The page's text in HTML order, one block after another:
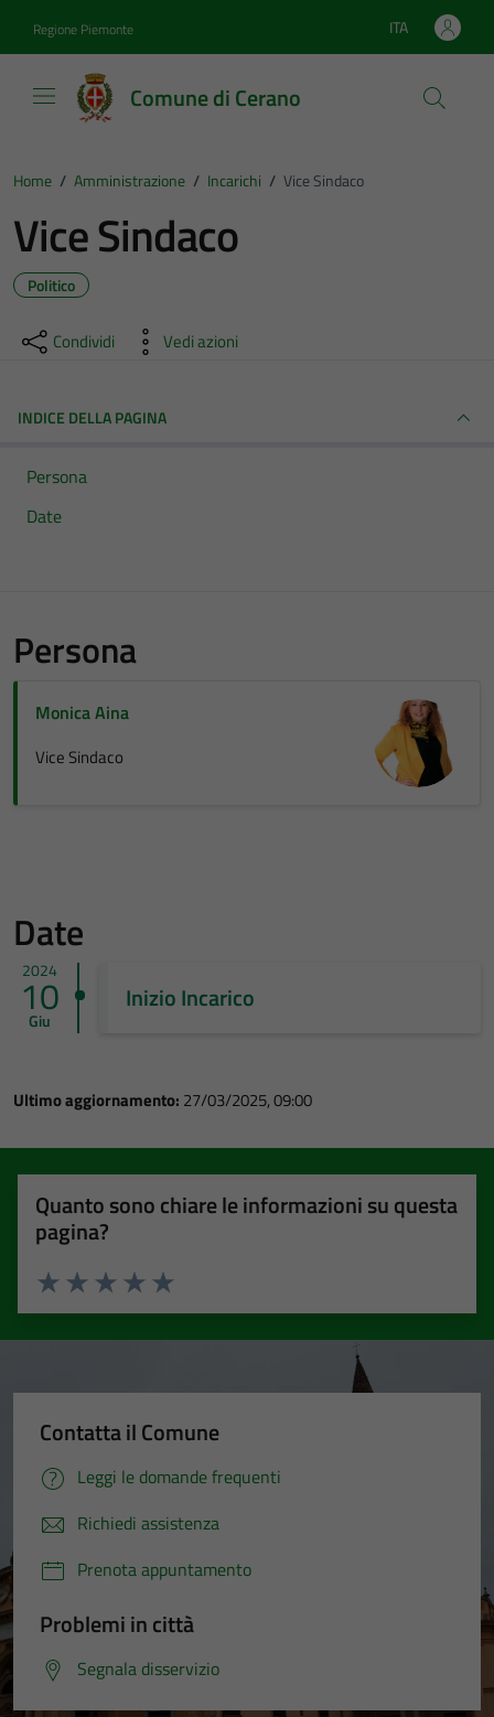
Regione Piemonte Lingua attiva:
ITA
Comune di Cerano
Home / Amministrazione / Incarichi / Vice Sindaco
Vice Sindaco
Politico
Condividi Vedi azioni
INDICE DELLA PAGINA
Persona
Date
Persona
Monica Aina
Vice Sindaco
Date
2024
10
Giu
Inizio Incarico
Ultimo aggiornamento: 27/03/2025, 09:00
Quanto sono chiare le informazioni su questa
pagina?
Valuta 5 stelle su 5
Valuta 4 stelle su 5
Valuta 3 stelle su 5
Valuta 2 stelle su 5
Valuta 1 stelle su 5
Contatta il Comune
Leggi le domande frequenti
Richiedi assistenza
Prenota appuntamento
Problemi in città
Segnala disservizio